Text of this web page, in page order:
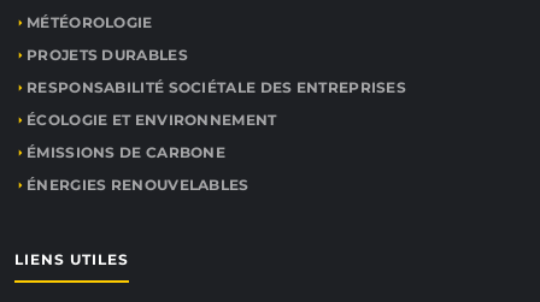
MÉTÉOROLOGIE
PROJETS DURABLES
RESPONSABILITÉ SOCIÉTALE DES ENTREPRISES
ÉCOLOGIE ET ENVIRONNEMENT
ÉMISSIONS DE CARBONE
ÉNERGIES RENOUVELABLES
LIENS UTILES